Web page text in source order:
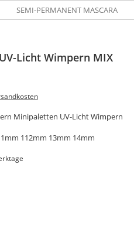
SEMI-PERMANENT MASCARA
Licht Wimpern MIX
Minipaletten UV-Licht Wimpern
112mm 13mm 14mm